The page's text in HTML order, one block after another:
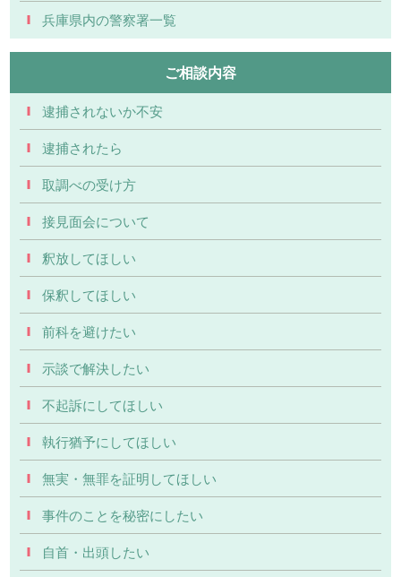
兵庫県内の警察署一覧
ご相談内容
逮捕されないか不安
逮捕されたら
取調べの受け方
接見面会について
釈放してほしい
保釈してほしい
前科を避けたい
示談で解決したい
不起訴にしてほしい
執行猶予にしてほしい
無実・無罪を証明してほしい
事件のことを秘密にしたい
自首・出頭したい